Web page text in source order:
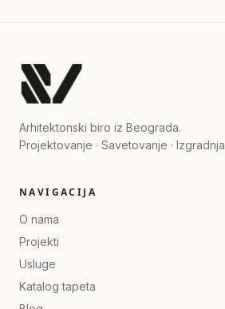
Arhitektonski biro iz Beograda.
Projektovanje · Savetovanje · Izgradnja
NAVIGACIJA
O nama
Projekti
Usluge
Katalog tapeta